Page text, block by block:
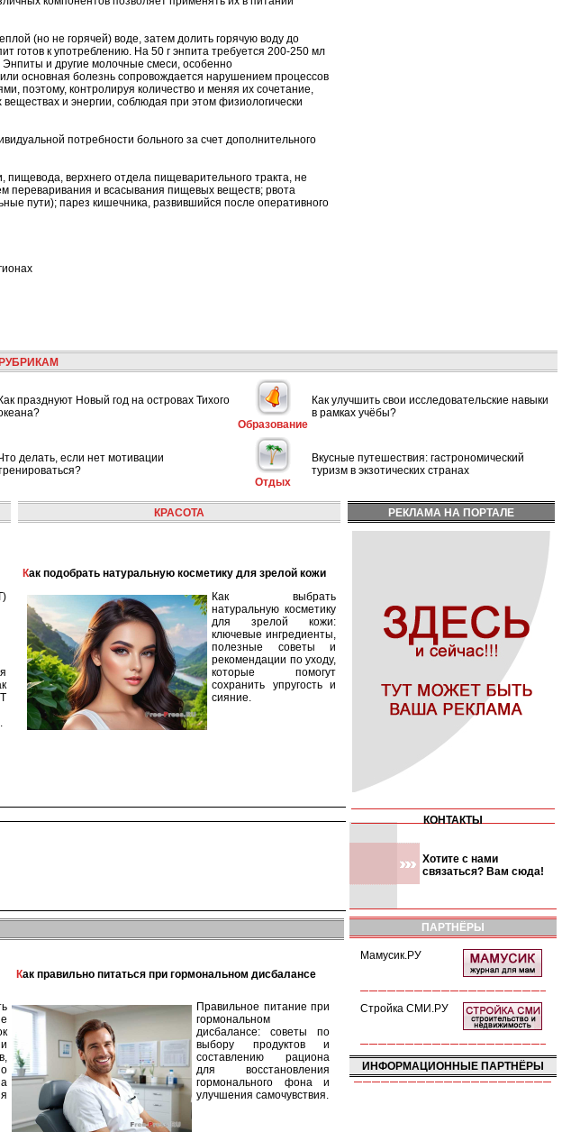
(но не горячей) воде, затем долить горячую воду до
готов к употреблению. На 50 г энпита требуется 200-250 мл
и другие молочные смеси, особенно
основная болезнь сопровождается нарушением процессов
поэтому, контролируя количество и меняя их сочетание,
и энергии, соблюдая при этом физиологически
потребности больного за счет дополнительного
пищевода, верхнего отдела пищеварительного тракта, не
переваривания и всасывания пищевых веществ; рвота
пути); парез кишечника, развившийся после оперативного
Как празднуют Новый год на островах Тихого
Образование
Как улучшить свои исследовательские навыки
в рамках учёбы?
делать, если нет мотивации
Отдых
Вкусные путешествия: гастрономический
туризм в экзотических странах
КРАСОТА
Как подобрать натуральную косметику для зрелой кожи
Как выбрать
натуральную косметику
для зрелой кожи:
ключевые ингредиенты,
полезные советы и
рекомендации по уходу,
которые помогут
сохранить упругость и
сияние.
РЕКЛАМА НА ПОРТАЛЕ
КОНТАКТЫ
Хотите с нами
связаться? Вам сюда!
Как правильно питаться при гормональном дисбалансе
Правильное питание при
гормональном
дисбалансе: советы по
выбору продуктов и
составлению рациона
для восстановления
гормонального фона и
улучшения самочувствия.
ПАРТНЁРЫ
Мамусик.РУ
Стройка СМИ.РУ
ИНФОРМАЦИОННЫЕ ПАРТНЁРЫ